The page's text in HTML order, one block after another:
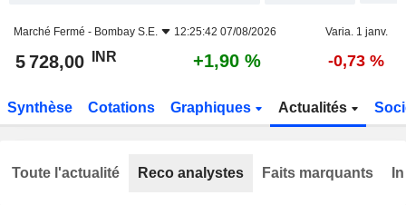
Marché Fermé - Bombay S.E. 12:25:42 07/08/2026 Varia. 1 janv.
5 728,00 INR +1,90 % -0,73 %
Synthèse Cotations Graphiques Actualités
Toute l'actualité Reco analystes Faits marquants